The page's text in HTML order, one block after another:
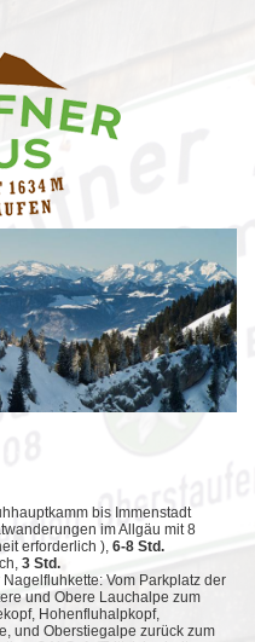
bis Immenstadt
im Allgäu mit 8
erforderlich ), 6-8 Std.
3 Std.
Vom Parkplatz der
und Obere Lauchalpe zum
Hohenfluhalpkopf,
und Oberstiegalpe zurück zum